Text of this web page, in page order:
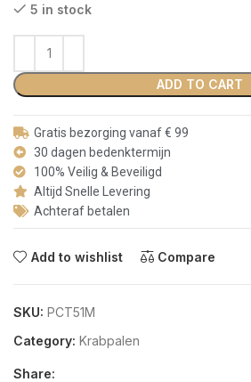
5 in stock
ADD TO CART
Gratis bezorging vanaf € 99
30 dagen bedenktermijn
100% Veilig & Beveiligd
Altijd Snelle Levering
Achteraf betalen
Add to wishlist Compare
SKU: PCT51M
Category: Krabpalen
Share: